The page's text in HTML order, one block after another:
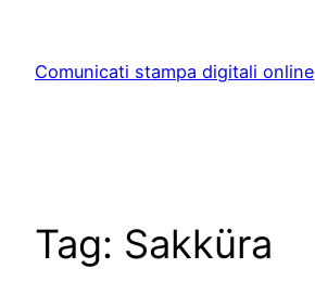
content
Comunicati stampa digitali online
Tag: Sakküra